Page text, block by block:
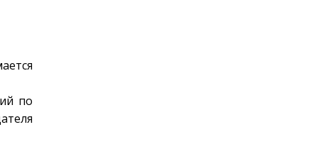
по